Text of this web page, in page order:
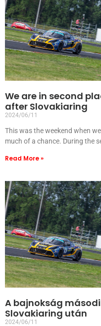
We are in second
after Slovakiaring
2024/06/11
This was the weekend when
much of a chance. During the
Read More »
A bajnokság
Slovakiaring után
2024/06/11